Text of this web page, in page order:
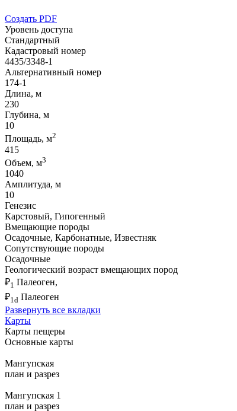
Создать PDF
Уровень доступа
Стандартный
Кадастровый номер
4435/3348-1
Альтернативный номер
174-1
Длина, м
230
Глубина, м
10
Площадь, м2
415
Объем, м3
1040
Амплитуда, м
10
Генезис
Карстовый, Гипогенный
Вмещающие породы
Осадочные, Карбонатные, Известняк
Сопутствующие породы
Осадочные
Геологический возраст вмещающих пород
₽1 Палеоген,
₽1d Палеоген
Развернуть все вкладки
Карты
Карты пещеры
Основные карты
Мангупская
план и разрез
Мангупская 1
план и разрез